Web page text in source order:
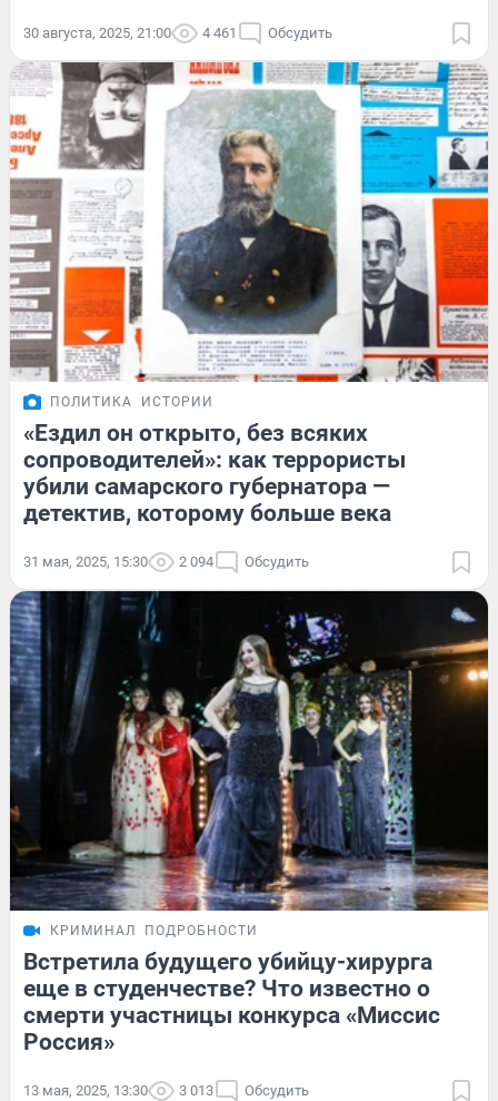
30 августа, 2025, 21:00 4 461 Обсудить
ПОЛИТИКА ИСТОРИИ
«Ездил он открыто, без всяких
сопроводителей»: как террористы
убили самарского губернатора —
детектив, которому больше века
31 мая, 2025, 15:30 2 094 Обсудить
КРИМИНАЛ ПОДРОБНОСТИ
Встретила будущего убийцу-хирурга
еще в студенчестве? Что известно о
смерти участницы конкурса «Миссис
Россия»
13 мая, 2025, 13:30 3 013 Обсудить